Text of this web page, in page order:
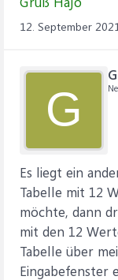
12. September 2021
G
Es liegt ein
Tabelle mit 12
möchte, dann
mit den 12
Tabelle über
Eingabefenster